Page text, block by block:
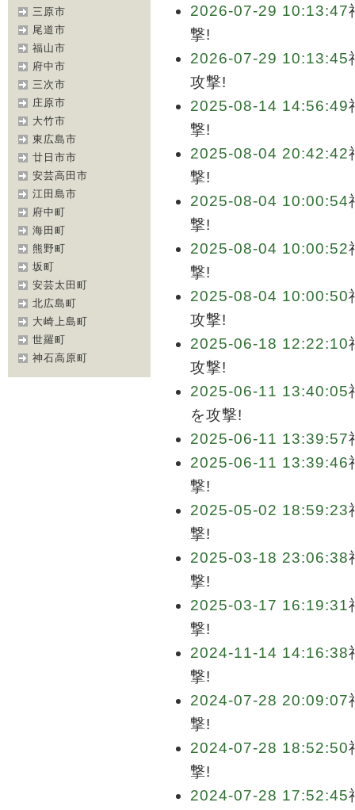
三原市
尾道市
福山市
府中市
三次市
庄原市
大竹市
東広島市
廿日市市
安芸高田市
江田島市
府中町
海田町
熊野町
坂町
安芸太田町
北広島町
大崎上島町
世羅町
神石高原町
2026-07-29 10:13:47
撃!
2026-07-29 10:13:45
攻撃!
2025-08-14 14:56:49
撃!
2025-08-04 20:42:42
撃!
2025-08-04 10:00:54
撃!
2025-08-04 10:00:52
撃!
2025-08-04 10:00:50
攻撃!
2025-06-18 12:22:10
攻撃!
2025-06-11 13:40:05
を攻撃!
2025-06-11 13:39:57
2025-06-11 13:39:46
撃!
2025-05-02 18:59:23
撃!
2025-03-18 23:06:38
撃!
2025-03-17 16:19:31
撃!
2024-11-14 14:16:38
撃!
2024-07-28 20:09:07
撃!
2024-07-28 18:52:50
撃!
2024-07-28 17:52:45